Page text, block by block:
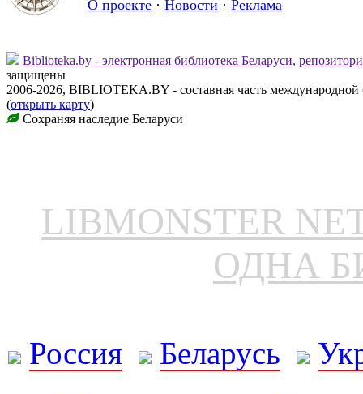
О проекте · Новости · Реклама
Biblioteka.by - электронная библиотека Беларуси,
защищены
2006-2026, BIBLIOTEKA.BY - составная часть
(открыть карту)
Сохраняя наследие Беларуси
LIBMONSTER
ОДНА
Россия Беларусь